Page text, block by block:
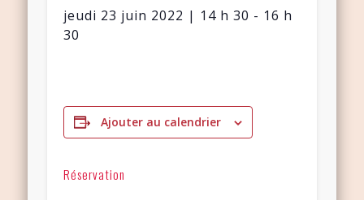
jeudi 23 juin 2022 | 14 h 30 - 16 h
30
Ajouter au calendrier
Réservation